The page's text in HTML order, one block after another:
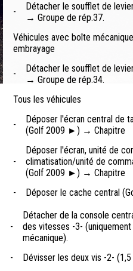
-
Détacher le soufflet de
→ Groupe de rép.37.
Véhicules avec boîte
embrayage
-
Détacher le soufflet de
→ Groupe de rép.34.
Tous les véhicules
-
Déposer l'écran central de
(Golf 2009 ►) → Chapitre
-
Déposer l'écran, unité de
climatisation/unité de
(Golf 2009 ►) → Chapitre
-
Déposer le cache central
-
Détacher de la console
des vitesses -3-
mécanique).
-
Dévisser les deux vis -2- (1,5